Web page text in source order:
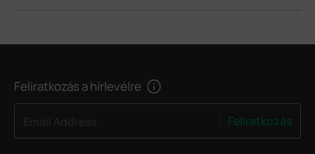
Feliratkozás a hírlevélre
Feliratkozás